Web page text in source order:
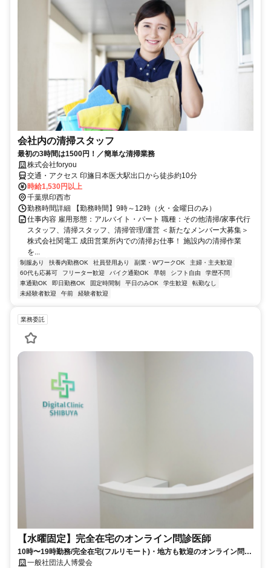
会社内の清掃スタッフ
最初の3時間は1500円！／簡単な清掃業務
株式会社foryou
交通・アクセス 印旛日本医大駅出口から徒歩約10分
時給1,530円以上
千葉県印西市
勤務時間詳細 【勤務時間】9時～12時（火・金曜日のみ）
仕事内容 雇用形態：アルバイト・パート 職種：その他清掃/家事代行
スタッフ、清掃スタッフ、清掃管理/運営 ＜新たなメンバー大募集＞
株式会社関電工 成田営業所内での清掃お仕事！ 施設内の清掃作業
を...
制服あり 扶養内勤務OK 社員登用あり 副業・WワークOK
主婦・主夫歓迎
60代も応募可
フリーター歓迎 バイク通勤OK 早朝 シフト自由
学歴不問
車通勤OK
即日勤務OK 固定時間制 平日のみOK 学生歓迎
転勤なし
未経験者歓迎
午前 経験者歓迎
業務委託
【水曜固定】完全在宅のオンライン問診医師
10時〜19時勤務/完全在宅(フルリモート)・地方も歓迎のオンライン問診
業務一般社団法人博愛会